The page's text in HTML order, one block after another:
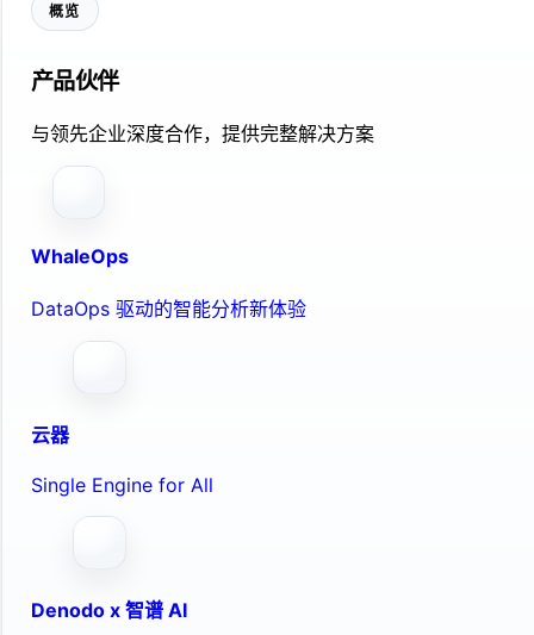
概览
产品伙伴
与领先企业深度合作，提供完整解决方案
WhaleOps
DataOps 驱动的智能分析新体验
云器
Single Engine for All
Denodo x 智谱 AI